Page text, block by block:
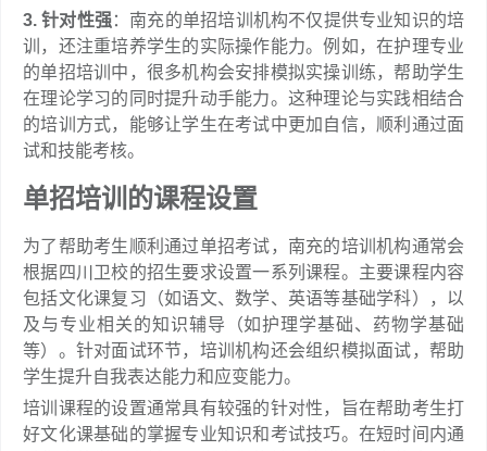
3. 针对性强：南充的单招培训机构不仅提供专业知识的培
训，还注重培养学生的实际操作能力。例如，在护理专业
的单招培训中，很多机构会安排模拟实操训练，帮助学生
在理论学习的同时提升动手能力。这种理论与实践相结合
的培训方式，能够让学生在考试中更加自信，顺利通过面
试和技能考核。
单招培训的课程设置
为了帮助考生顺利通过单招考试，南充的培训机构通常会
根据四川卫校的招生要求设置一系列课程。主要课程内容
包括文化课复习（如语文、数学、英语等基础学科），以
及与专业相关的知识辅导（如护理学基础、药物学基础
等）。针对面试环节，培训机构还会组织模拟面试，帮助
学生提升自我表达能力和应变能力。
培训课程的设置通常具有较强的针对性，旨在帮助考生打
好文化课基础的掌握专业知识和考试技巧。在短时间内通